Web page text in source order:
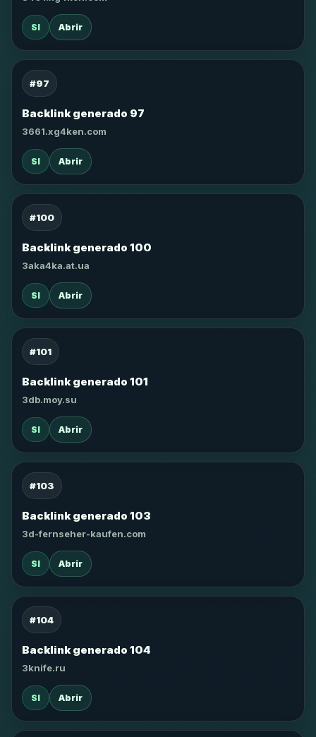
SI Abrir
#97
Backlink generado 97
3661.xg4ken.com
SI Abrir
#100
Backlink generado 100
3aka4ka.at.ua
SI Abrir
#101
Backlink generado 101
3db.moy.su
SI Abrir
#103
Backlink generado 103
3d-fernseher-kaufen.com
SI Abrir
#104
Backlink generado 104
3knife.ru
SI Abrir